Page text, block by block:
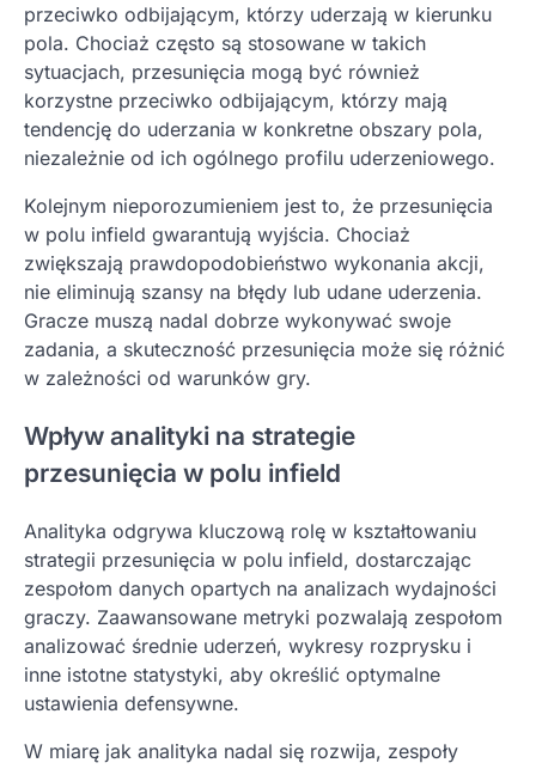
przeciwko odbijającym, którzy uderzają w kierunku
pola. Chociaż często są stosowane w takich
sytuacjach, przesunięcia mogą być również
korzystne przeciwko odbijającym, którzy mają
tendencję do uderzania w konkretne obszary pola,
niezależnie od ich ogólnego profilu uderzeniowego.
Kolejnym nieporozumieniem jest to, że przesunięcia
w polu infield gwarantują wyjścia. Chociaż
zwiększają prawdopodobieństwo wykonania akcji,
nie eliminują szansy na błędy lub udane uderzenia.
Gracze muszą nadal dobrze wykonywać swoje
zadania, a skuteczność przesunięcia może się różnić
w zależności od warunków gry.
Wpływ analityki na strategie
przesunięcia w polu infield
Analityka odgrywa kluczową rolę w kształtowaniu
strategii przesunięcia w polu infield, dostarczając
zespołom danych opartych na analizach wydajności
graczy. Zaawansowane metryki pozwalają zespołom
analizować średnie uderzeń, wykresy rozprysku i
inne istotne statystyki, aby określić optymalne
ustawienia defensywne.
W miarę jak analityka nadal się rozwija, zespoły